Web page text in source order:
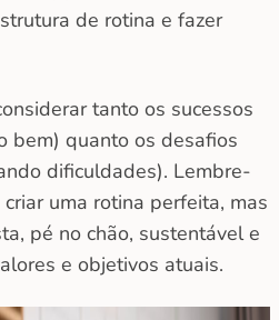
de rotina e fazer
tanto os sucessos
bem) quanto os desafios
dificuldades). Lembre-
uma rotina perfeita, mas
pé no chão, sustentável e
e objetivos atuais.